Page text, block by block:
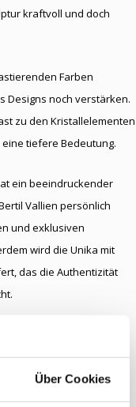
Über Cookies
kraftvoll und doch
Farben
Designs noch verstärken.
zu den Kristallelementen
tiefere Bedeutung.
ein beeindruckender
Vallien persönlich
und exklusiven
wird die Unika mit
das die Authentizität
von Kristal-Glas in
die Möglichkeit
erleben.